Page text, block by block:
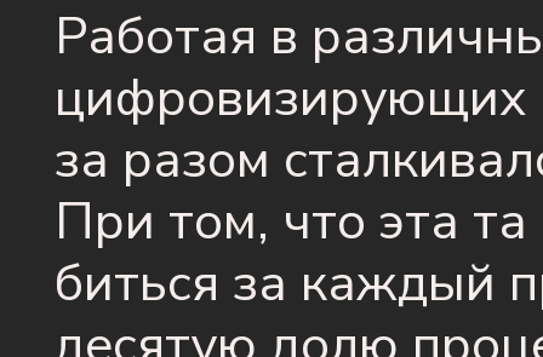
Работая в
цифровизирующих
за разом
При том, что эта
биться за каждый